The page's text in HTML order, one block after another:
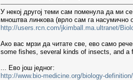
У некој другој теми сам поменула да ми
мноштва линкова (врло сам га насумично
http://users.rcn.com/jkimball.ma.ultranet/
Ако вас мрзи да читате све, ево само
some fishes, several kinds of insects, and a
... Ево још једног:
http://www.bio-medicine.org/biology-